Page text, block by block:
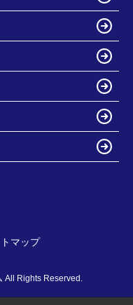
マップ
All Rights Reserved.